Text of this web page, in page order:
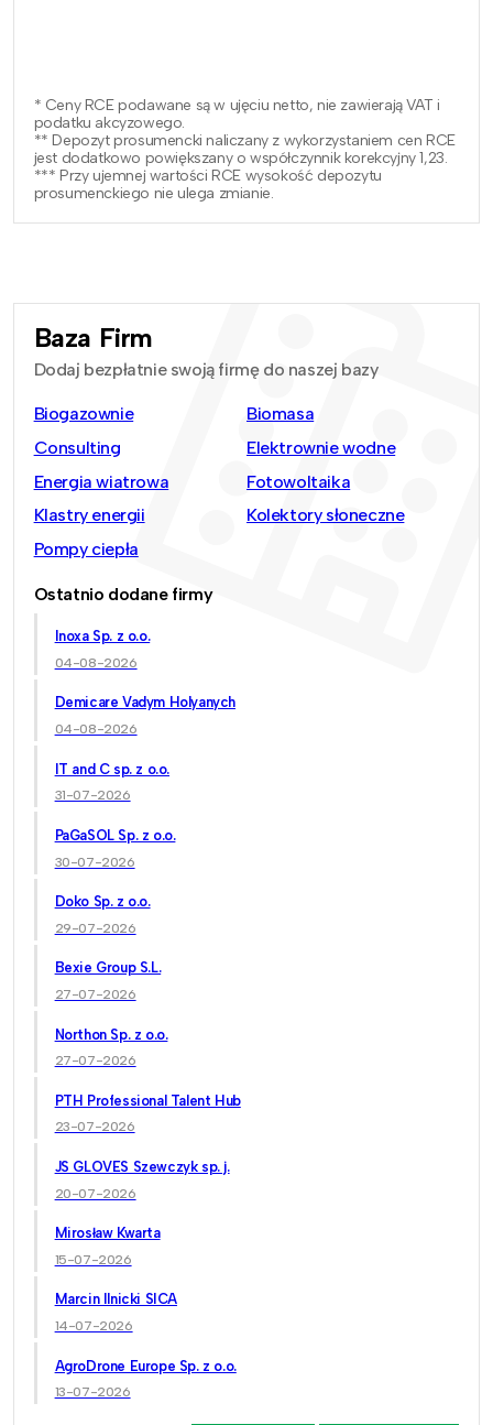
* Ceny RCE podawane są w ujęciu netto, nie zawierają VAT i
podatku akcyzowego.
** Depozyt prosumencki naliczany z wykorzystaniem cen RCE
jest dodatkowo powiększany o współczynnik korekcyjny 1,23.
*** Przy ujemnej wartości RCE wysokość depozytu
prosumenckiego nie ulega zmianie.
Baza Firm
Dodaj bezpłatnie swoją firmę do naszej bazy
Biogazownie
Biomasa
Consulting
Elektrownie wodne
Energia wiatrowa
Fotowoltaika
Klastry energii
Kolektory słoneczne
Pompy ciepła
Ostatnio dodane firmy
Inoxa Sp. z o.o.
04-08-2026
Demicare Vadym Holyanych
04-08-2026
IT and C sp. z o.o.
31-07-2026
PaGaSOL Sp. z o.o.
30-07-2026
Doko Sp. z o.o.
29-07-2026
Bexie Group S.L.
27-07-2026
Northon Sp. z o.o.
27-07-2026
PTH Professional Talent Hub
23-07-2026
JS GLOVES Szewczyk sp. j.
20-07-2026
Mirosław Kwarta
15-07-2026
Marcin Ilnicki SICA
14-07-2026
AgroDrone Europe Sp. z o.o.
13-07-2026